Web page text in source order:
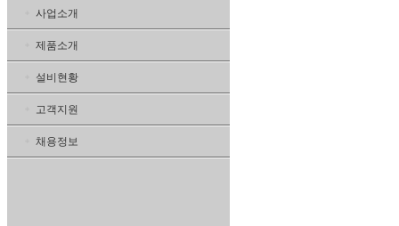
사업소개
제품소개
설비현황
고객지원
채용정보